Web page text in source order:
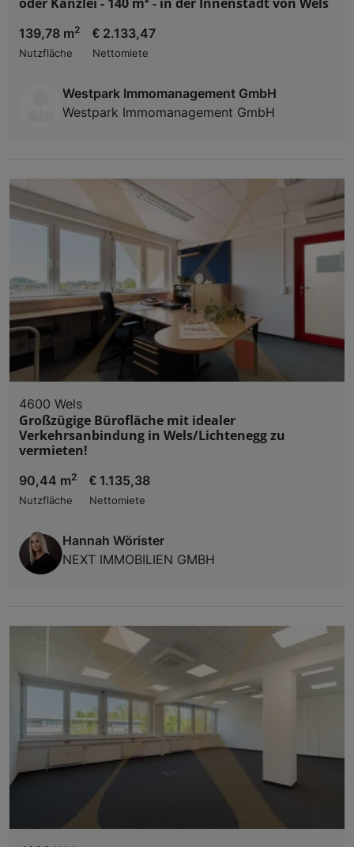
139,78 m2
Nutzfläche
€ 2.133,47
Nettomiete
Westpark Immomanagement GmbH
Westpark Immomanagement GmbH
4600 Wels
Großzügige Bürofläche mit idealer
Verkehrsanbindung in Wels/Lichtenegg zu
vermieten!
90,44 m2
Nutzfläche
€ 1.135,38
Nettomiete
Hannah Wörister
NEXT IMMOBILIEN GMBH